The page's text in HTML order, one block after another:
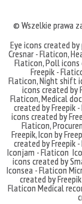
© Wszelkie prawa
Eye icons created
Cresnar - Flaticon,
Flaticon,Poll icons
Freepik -
Flaticon,Night shift
icons created by
Flaticon,Medical
created by Freepik
icons created by
Flaticon,
Freepik,Icon by
created by Freepik
Iconjam - Flaticon
icons created by
Iconsea - Flaticon
created by
Flaticon Medical